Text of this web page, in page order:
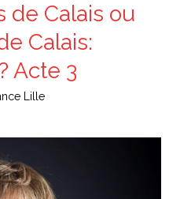
de Calais ou
Calais:
Acte 3
Lille